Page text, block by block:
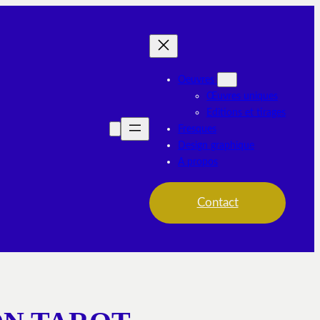
Oeuvres
Œuvres uniques
Editions et tirages
Fresques
Design graphique
A propos
Contact